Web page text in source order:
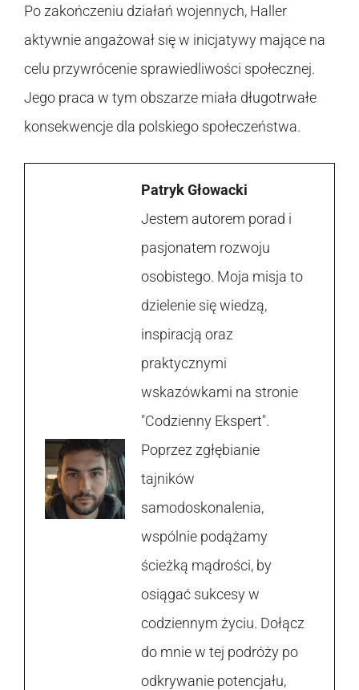
Po zakończeniu działań wojennych, Haller
aktywnie angażował się w inicjatywy mające na
celu przywrócenie sprawiedliwości społecznej.
Jego praca w tym obszarze miała długotrwałe
konsekwencje dla polskiego społeczeństwa.
Patryk Głowacki
Jestem autorem porad i
pasjonatem rozwoju
osobistego. Moja misja to
dzielenie się wiedzą,
inspiracją oraz
praktycznymi
wskazówkami na stronie
"Codzienny Ekspert".
Poprzez zgłębianie
tajników
samodoskonalenia,
wspólnie podążamy
ścieżką mądrości, by
osiągać sukcesy w
codziennym życiu. Dołącz
do mnie w tej podróży po
odkrywanie potencjału,